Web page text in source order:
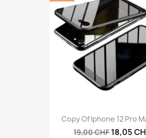
Copy Of Iphone 12 Pro
19,00 CHF 18,05